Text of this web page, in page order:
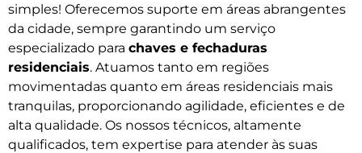
simples! Oferecemos suporte em áreas abrangentes
da cidade, sempre garantindo um serviço
especializado para chaves e fechaduras
residenciais. Atuamos tanto em regiões
movimentadas quanto em áreas residenciais mais
tranquilas, proporcionando agilidade, eficientes e de
alta qualidade. Os nossos técnicos, altamente
qualificados, tem expertise para atender às suas